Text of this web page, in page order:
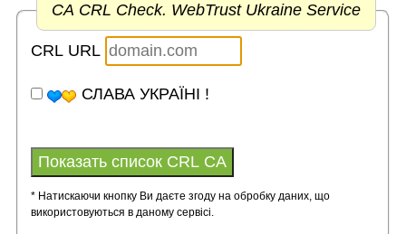
CA CRL Check. WebTrust Ukraine Service
CRL URL
СЛАВА УКРАЇНІ !
* Натискаючи кнопку Ви даєте згоду на обробку даних, що
використовуються в даному сервісі.